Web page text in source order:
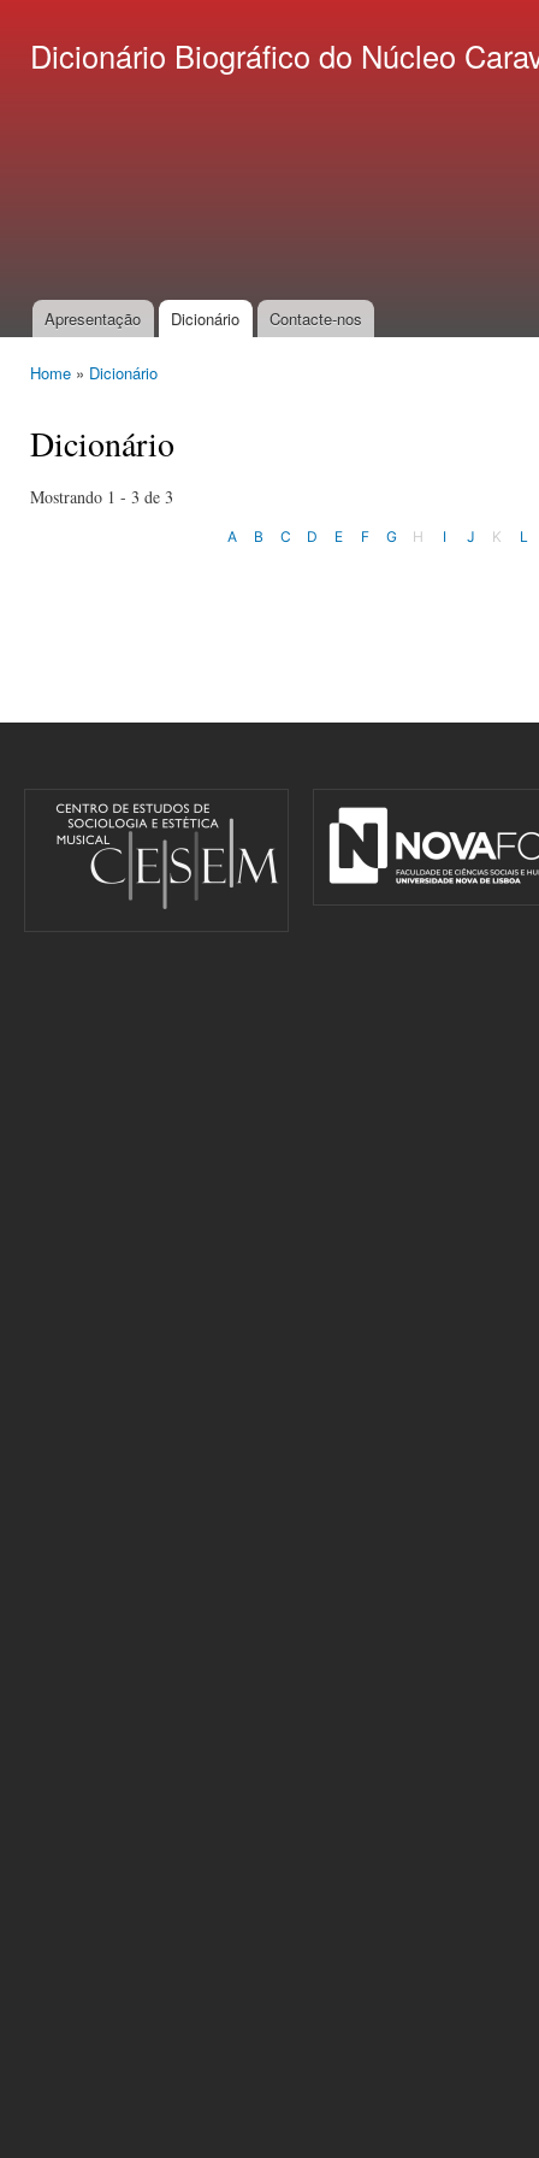
Dicionário Biográfico do Núcleo
Main menu
Apresentação Dicionário Contacte-nos
Home » Dicionário
Dicionário
Mostrando 1 - 3 de 3
A B C D E F G H I J K L